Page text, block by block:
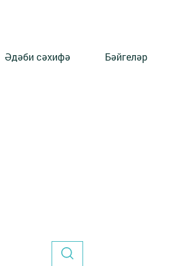
Әдәби сәхифә Бәйгеләр